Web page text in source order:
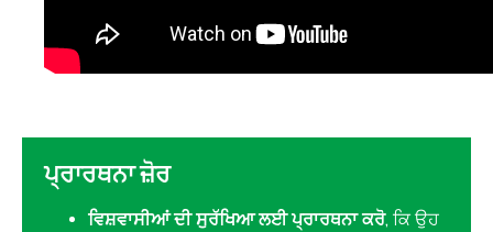
ਪ੍ਰਾਰਥਨਾ ਜ਼ੋਰ
ਵਿਸ਼ਵਾਸੀਆਂ ਦੀ ਸੁਰੱਖਿਆ ਲਈ ਪ੍ਰਾਰਥਨਾ ਕਰੋ, ਕਿ ਉਹ